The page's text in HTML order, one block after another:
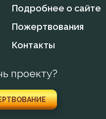
Подробнее о сайте
Пожертвования
Контакты
проекту?